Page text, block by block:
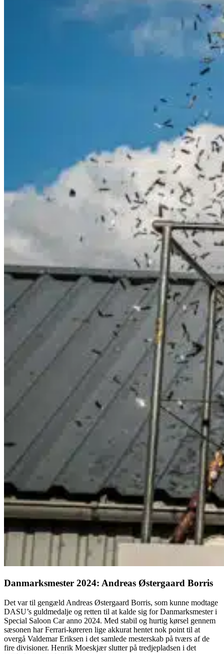
Danmarksmester 2024: Andreas Østergaard Borris
Det var til gengæld Andreas Østergaard Borris, som kunne modtage
DASU’s guldmedalje og retten til at kalde sig for Danmarksmester i
Special Saloon Car anno 2024. Med stabil og hurtig kørsel gennem
sæsonen har Ferrari-køreren lige akkurat hentet nok point til at
overgå Valdemar Eriksen i det samlede mesterskab på tværs af de
fire divisioner. Henrik Moeskjær slutter på tredjepladsen i det